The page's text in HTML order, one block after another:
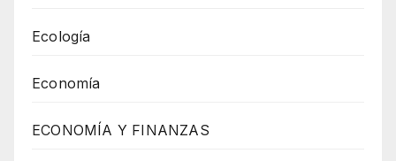
Ecología
Economía
ECONOMÍA Y FINANZAS